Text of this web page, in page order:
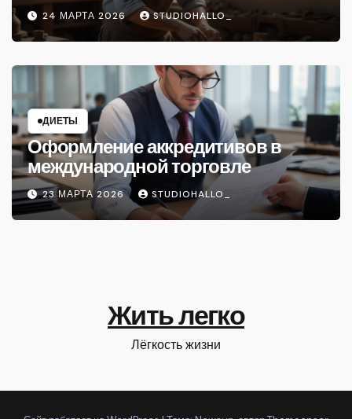
24 МАРТА 2026 STUDIOHALLO_
ДИЕТЫ
Оформление аккредитивов в
международной торговле
23 МАРТА 2026 STUDIOHALLO_
Жить легко
Лёгкость жизни